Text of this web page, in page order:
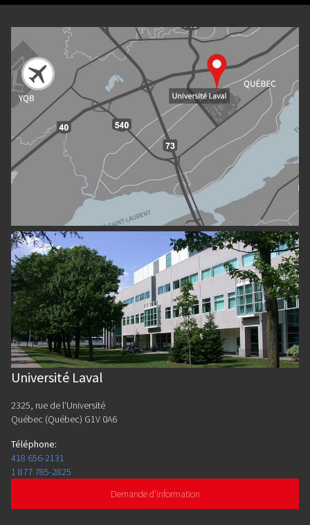
Université Laval
2325, rue de l'Université
Québec (Québec) G1V 0A6
Téléphone:
418 656-2131
1 877 785-2825
Demande d'information